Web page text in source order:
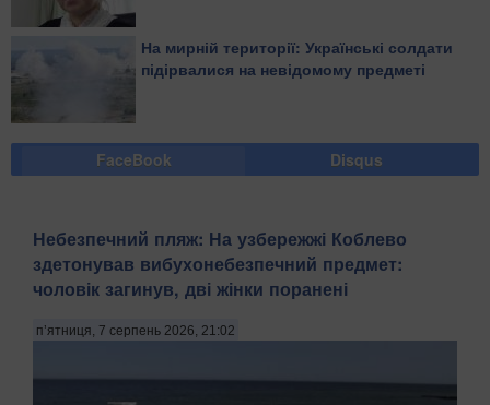
На мирній території: Українські солдати
підірвалися на невідомому предметі
FaceBook Disqus
Небезпечний пляж: На узбережжі Коблево
здетонував вибухонебезпечний предмет:
чоловік загинув, дві жінки поранені
п’ятниця, 7 серпень 2026, 21:02